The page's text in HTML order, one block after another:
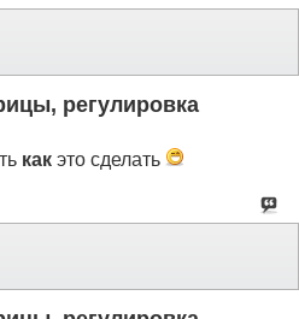
регулировка
как это сделать